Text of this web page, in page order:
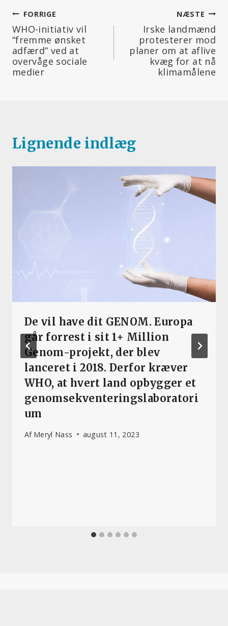
Indlægsnavigation
FORRIGE
WHO-initiativ vil
“fremme ønsket
adfærd” ved at
overvåge sociale
medier
NÆSTE
Irske landmænd
protesterer mod
planer om at aflive
kvæg for at nå
klimamålene
Lignende indlæg
De vil have dit GENOM. Europa
går forrest i sit 1+ Million
Genom-projekt, der blev
lanceret i 2018. Derfor kræver
WHO, at hvert land opbygger et
genomsekventeringslaboratori
um
Af Meryl Nass august 11, 2023